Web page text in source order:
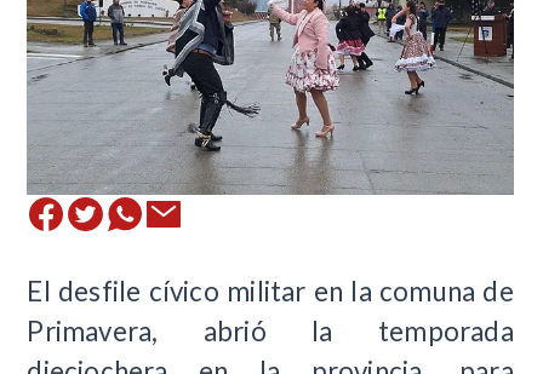
El desfile cívico militar en la comuna de
Primavera, abrió la temporada